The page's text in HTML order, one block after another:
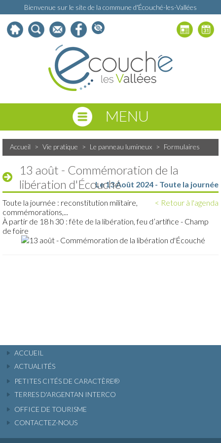
Bienvenue sur le site de la commune d'Écouché-les-Vallées
MENU
Accueil > Vie pratique > Le panneau lumineux > Formulaires
13 août - Commémoration de la
libération d'ÉcouchéLe 13 Août 2024 - Toute la journée
< Retour à l'agenda
Toute la journée : reconstitution militaire,
commémorations,...
À partir de 18 h 30 : fête de la libération, feu d’artifice - Champ
de foire
ACCUEIL
ACTUALITÉS
PETITES CITÉS DE CARACTÈRE®
TERRES D'ARGENTAN INTERCO
OFFICE DE TOURISME
CONTACTEZ-NOUS